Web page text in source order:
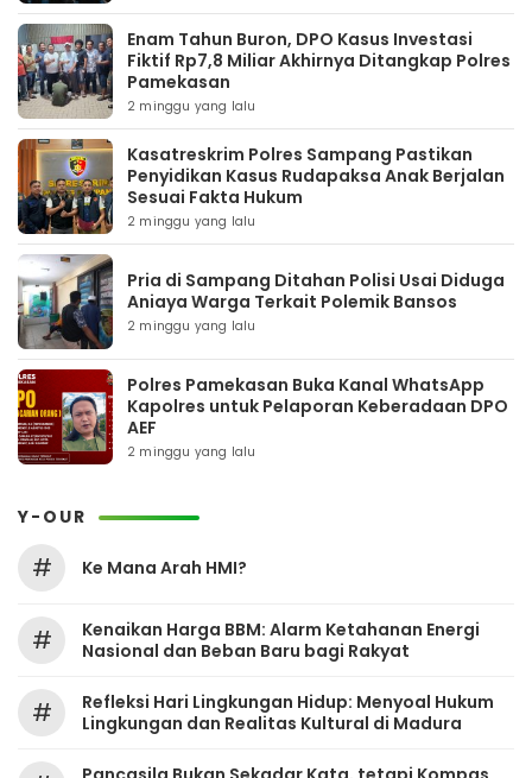
Enam Tahun Buron, DPO Kasus Investasi
Fiktif Rp7,8 Miliar Akhirnya Ditangkap Polres
Pamekasan
2 minggu yang lalu
Kasatreskrim Polres Sampang Pastikan
Penyidikan Kasus Rudapaksa Anak Berjalan
Sesuai Fakta Hukum
2 minggu yang lalu
Pria di Sampang Ditahan Polisi Usai Diduga
Aniaya Warga Terkait Polemik Bansos
2 minggu yang lalu
Polres Pamekasan Buka Kanal WhatsApp
Kapolres untuk Pelaporan Keberadaan DPO
AEF
2 minggu yang lalu
Y-OUR
# Ke Mana Arah HMI?
#
Kenaikan Harga BBM: Alarm Ketahanan Energi
Nasional dan Beban Baru bagi Rakyat
#
Refleksi Hari Lingkungan Hidup: Menyoal Hukum
Lingkungan dan Realitas Kultural di Madura